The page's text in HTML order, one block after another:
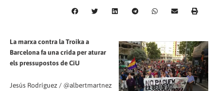
La marxa contra la Troika a
Barcelona fa una crida per aturar
els pressupostos de CiU
Jesús Rodríguez / @albertmartnez